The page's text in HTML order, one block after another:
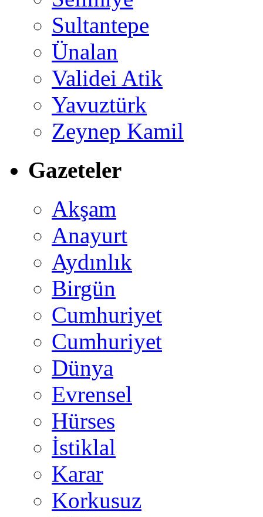
Sultantepe
Ünalan
Validei Atik
Yavuztürk
Zeynep Kamil
Gazeteler
Akşam
Anayurt
Aydınlık
Birgün
Cumhuriyet
Cumhuriyet
Dünya
Evrensel
Hürses
İstiklal
Karar
Korkusuz